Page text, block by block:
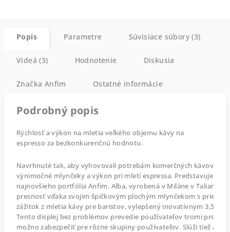
Popis Parametre Súvisiace súbory (3)
Videá (3) Hodnotenie Diskusia
Značka Anfim Ostatné informácie
Podrobný popis
Rýchlosť a výkon na mletia veľkého objemu kávy na
espresso za bezkonkurenčnú hodnotu.
Navrhnuté tak, aby vyhovovali potrebám komerčných
výnimočné mlynčeky a výkon pri mletí espressa. Predstavujeme
najnovšieho portfólia Anfim. Alba, vyrobená v Miláne v
presnosť vďaka svojim špičkovým plochým mlynčekom s
zážitok z mletia kávy pre baristov, vylepšený inovatívnym 3,5-
Tento displej bez problémov prevedie používateľov tromi
možno zabezpečiť pre rôzne skupiny používateľov. Slúži tiež